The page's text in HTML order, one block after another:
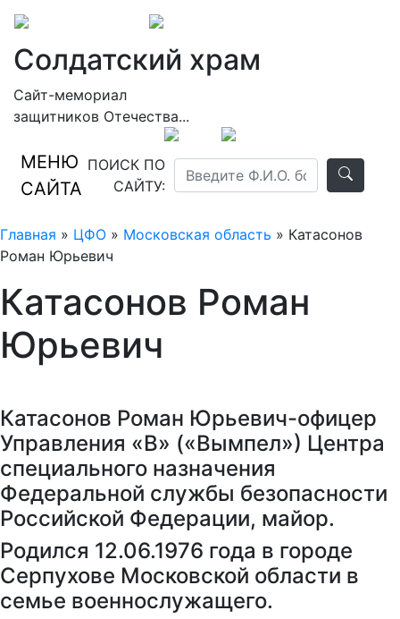
Солдатский храм
Сайт-мемориал
защитников Отечества...
МЕНЮ
САЙТА
ПОИСК ПО
САЙТУ:
Главная » ЦФО » Московская область » Катасонов
Роман Юрьевич
Катасонов Роман
Юрьевич
Катасонов Роман Юрьевич-офицер
Управления «В» («Вымпел») Центра
специального назначения
Федеральной службы безопасности
Российской Федерации, майор.
Родился 12.06.1976 года в городе
Серпухове Московской области в
семье военнослужащего.